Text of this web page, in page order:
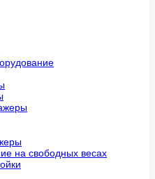
на свободных весах